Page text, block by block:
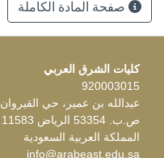
صفحة المادة الكاملة
كليات الشرق العربي
920003015
عبدالله بن عمير، حي القيروان 13544-6394
ص.ب. 53354 الرياض 11583
المملكة العربية السعودية
info@arabeast.edu.sa